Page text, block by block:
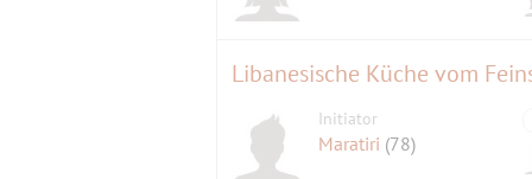
Libanesische Küche vom
Initiator
Maratiri (78)